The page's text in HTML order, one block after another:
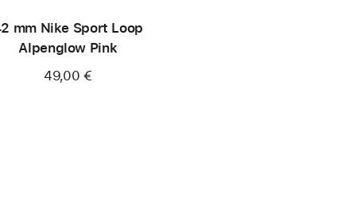
mm Nike Sport Loop
Alpenglow Pink
49,00 €